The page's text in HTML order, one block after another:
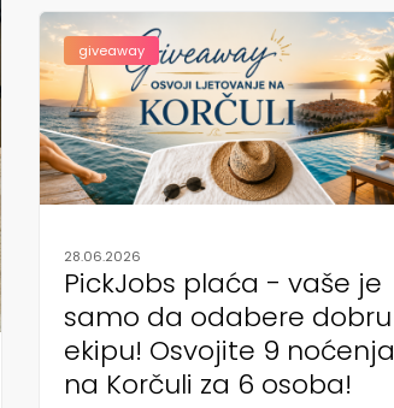
giveaway
28.06.2026
PickJobs plaća - vaše je
samo da odabere dobru
ekipu! Osvojite 9 noćenja
na Korčuli za 6 osoba!